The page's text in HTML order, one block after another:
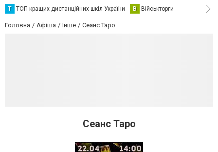
Т ТОП кращих дистанційних шкіл України В Військторги
Головна Афіша Інше Сеанс Таро
Сеанс Таро